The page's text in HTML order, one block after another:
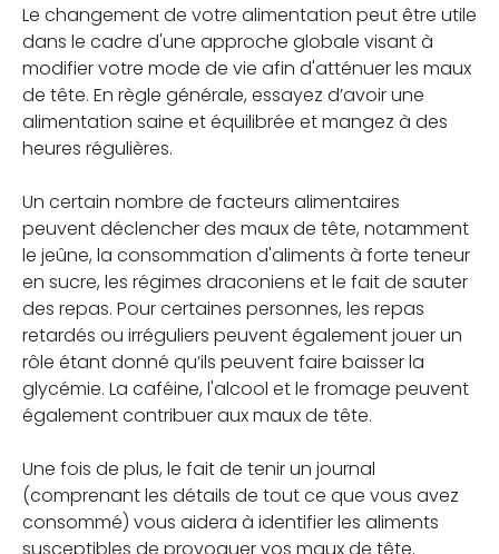
Le changement de votre alimentation peut être utile
dans le cadre d'une approche globale visant à
modifier votre mode de vie afin d'atténuer les maux
de tête. En règle générale, essayez d’avoir une
alimentation saine et équilibrée et mangez à des
heures régulières.
Un certain nombre de facteurs alimentaires
peuvent déclencher des maux de tête, notamment
le jeûne, la consommation d'aliments à forte teneur
en sucre, les régimes draconiens et le fait de sauter
des repas. Pour certaines personnes, les repas
retardés ou irréguliers peuvent également jouer un
rôle étant donné qu’ils peuvent faire baisser la
glycémie. La caféine, l'alcool et le fromage peuvent
également contribuer aux maux de tête.
Une fois de plus, le fait de tenir un journal
(comprenant les détails de tout ce que vous avez
consommé) vous aidera à identifier les aliments
susceptibles de provoquer vos maux de tête.